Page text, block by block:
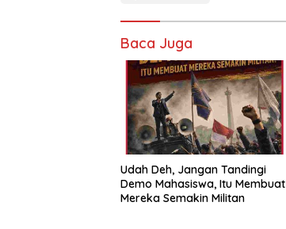
Baca Juga
Udah Deh, Jangan Tandingi
Demo Mahasiswa, Itu Membuat
Mereka Semakin Militan